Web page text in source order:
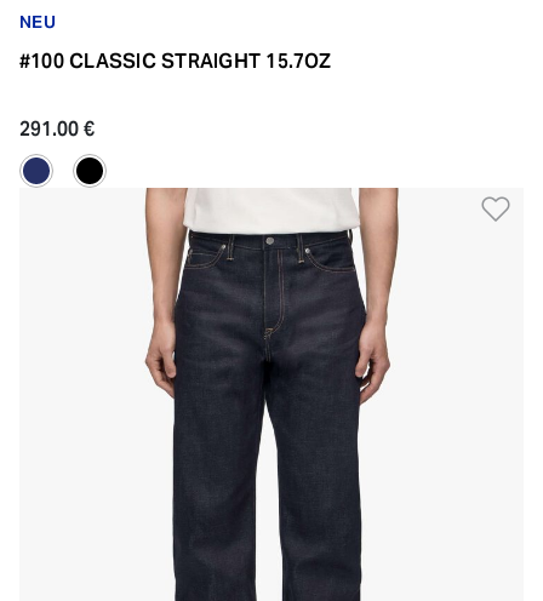
NEU
#100 CLASSIC STRAIGHT 15.7OZ
291.00 €